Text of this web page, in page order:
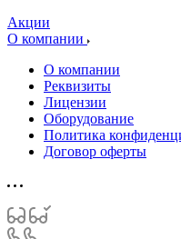
Акции
О компании
О компании
Реквизиты
Лицензии
Оборудование
Политика
Договор оферты